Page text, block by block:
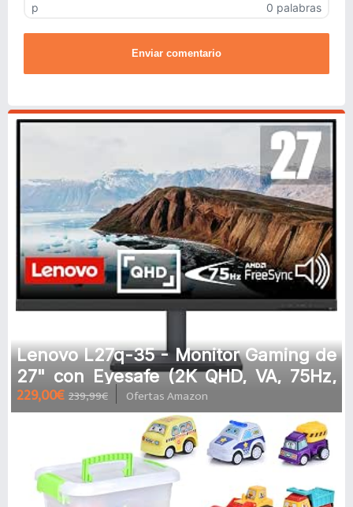
p 0 palabras
Enviar comentario
Lenovo L27q-35 - Monitor Gaming de
27" con Eyesafe (2K QHD, VA, 75Hz,
4ms, HDMI+DP, Cable HDMI, Free
229,00€ 239,99€ Ofertas Amazon